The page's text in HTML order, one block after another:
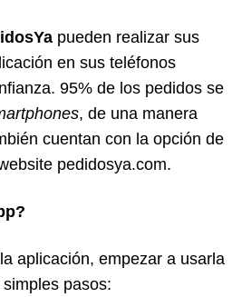
pueden realizar sus
en sus teléfonos
95% de los pedidos se
, de una manera
cuentan con la opción de
pedidosya.com.
aplicación, empezar a usarla
pasos: